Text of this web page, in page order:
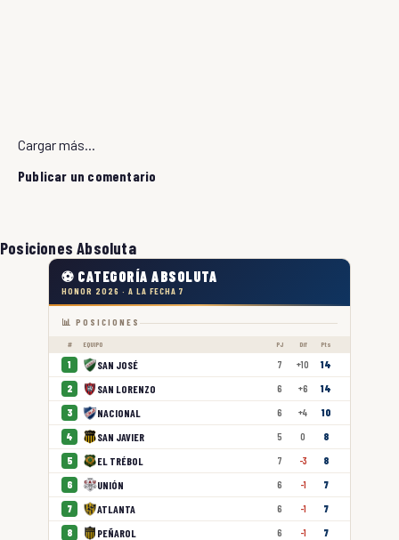
Cargar más...
Publicar un comentario
Posiciones Absoluta
⚽ CATEGORÍA ABSOLUTA
HONOR 2026 · A LA FECHA 7
📊 POSICIONES
# EQUIPO PJ Dif Pts
1 SAN JOSÉ 7 +10 14
2 SAN LORENZO 6 +6 14
3 NACIONAL 6 +4 10
4 SAN JAVIER 5 0 8
5 EL TRÉBOL 7 -3 8
6 UNIÓN 6 -1 7
7 ATLANTA 6 -1 7
8 PEÑAROL 6 -1 7